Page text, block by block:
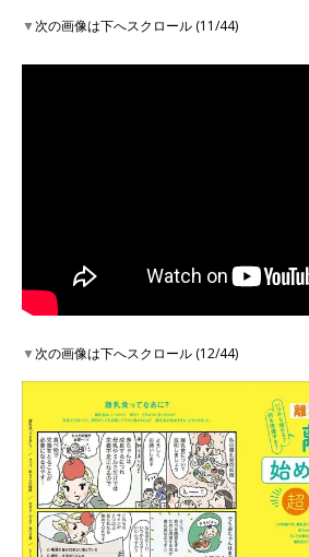
▼次の画像は下へスクロール (11/44)
▼次の画像は下へスクロール (12/44)